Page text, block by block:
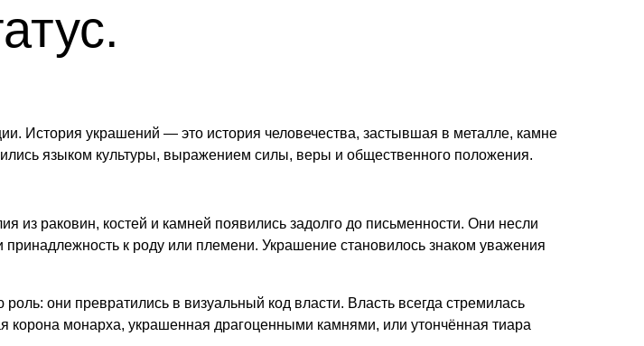
История украшений — это история человечества, застывшая в металле, камне
языком культуры, выражением силы, веры и общественного положения.
раковин, костей и камней появились задолго до письменности. Они несли
к роду или племени. Украшение становилось знаком уважения
они превратились в визуальный код власти. Власть всегда стремилась
корона монарха, украшенная драгоценными камнями, или утончённая тиара